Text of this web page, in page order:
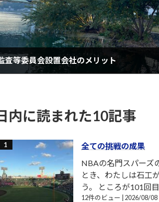
査等委員会設置会社のメリット
内に読まれた10記事
全ての挑戦の成果
NBAの名門スパーズ
とき、わたしは石工
う。 ところが101回
12件のビュー 2026/08/08